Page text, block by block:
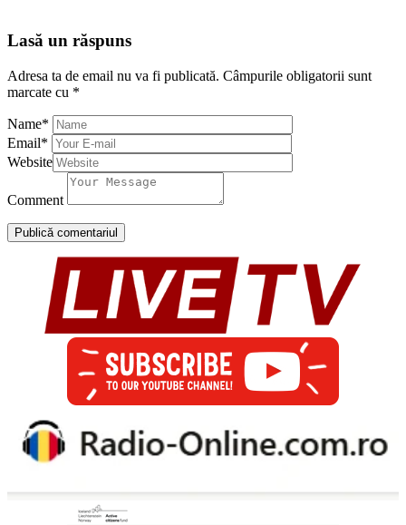
Lasă un răspuns
Adresa ta de email nu va fi publicată. Câmpurile obligatorii sunt
marcate cu *
Name*
Email*
Website
Comment